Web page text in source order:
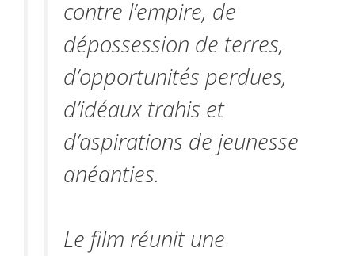
contre l’empire, de
dépossession de terres,
d’opportunités perdues,
d’idéaux trahis et
d’aspirations de jeunesse
anéanties.
Le film réunit une